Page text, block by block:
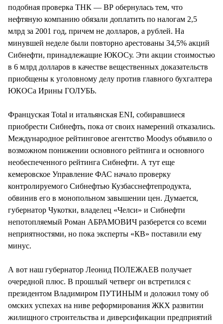
подобная проверка ТНК — ВР обернулась тем, что
нефтяную компанию обязали доплатить по налогам 2,5
млрд за 2001 год, причем не долларов, а рублей. На
минувшей неделе были повторно арестованы 34,5% акций
Сибнефти, принадлежащие ЮКОСу. Эти акции стоимостью
в 6 млрд долларов в качестве вещественных доказательств
приобщены к уголовному делу против главного бухгалтера
ЮКОСа Ирины ГОЛУБЬ.
Француская Total и итальянская ENI, собиравшиеся
приобрести Сибнефть, пока от своих намерений отказались.
Международное рейтинговое агентство Moodys объявило о
возможном понижении основного рейтинга и основного
необеспеченного рейтинга Сибнефти. А тут еще
кемеровское Управление ФАС начало проверку
контролируемого Сибнефтью Кузбасснефтепродукта,
обвинив его в монопольном завышении цен. Думается,
губернатор Чукотки, владелец «Челси» и Сибнефти
непотопляемый Роман АБРАМОВИЧ разберется со всеми
неприятностями, но пока эксперты «КВ» поставили ему
минус.
А вот наш губернатор Леонид ПОЛЕЖАЕВ получает
очередной плюс. В прошлый четверг он встретился с
президентом Владимиром ПУТИНЫМ и доложил тому об
омских успехах на ниве реформирования ЖКХ развитии
жилищного строительства и диверсификации предприятий